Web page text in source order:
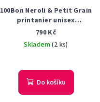
100Bon Neroli & Petit Grain
printanier unisex
Concentré parfémovaná
voda 50 ml Tester
790 Kč
Skladem(2 ks)
Do košíku